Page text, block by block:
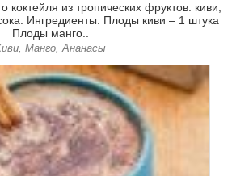
коктейля из тропических фруктов: киви,
Ингредиенты: Плоды киви – 1 штука
Плоды манго..
Манго, Ананасы